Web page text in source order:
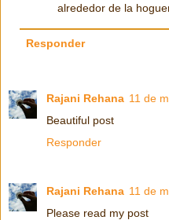
alrededor de la
Responder
Rajani Rehana 11 de
Beautiful post
Responder
Rajani Rehana 11 de
Please read my post